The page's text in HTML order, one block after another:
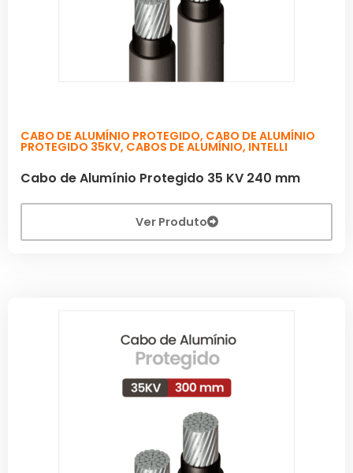
CABO DE ALUMÍNIO PROTEGIDO, CABO DE ALUMÍNIO
PROTEGIDO 35KV, CABOS DE ALUMÍNIO, INTELLI
Cabo de Alumínio Protegido 35 KV 240 mm
Ver Produto